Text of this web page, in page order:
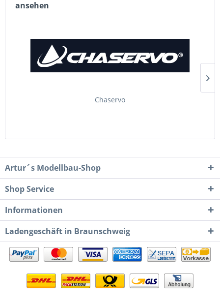
ansehen
Chaservo
Artur´s Modellbau-Shop
Shop Service
Informationen
Ladengeschäft in Braunschweig